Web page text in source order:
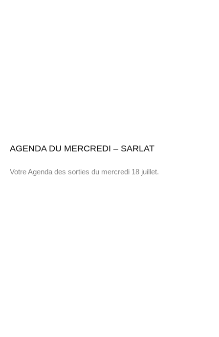
AGENDA DU MERCREDI – SARLAT
Votre Agenda des sorties du mercredi 18 juillet.